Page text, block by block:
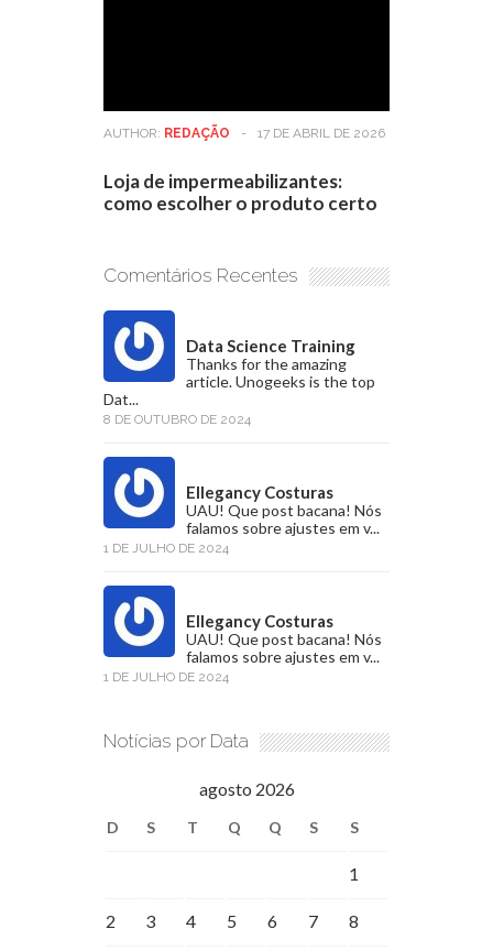
AUTHOR: REDAÇÃO - 17 DE ABRIL DE 2026
Loja de impermeabilizantes:
como escolher o produto certo
Comentários Recentes
Data Science Training
Thanks for the amazing
article. Unogeeks is the top
Dat...
8 DE OUTUBRO DE 2024
Ellegancy Costuras
UAU! Que post bacana! Nós
falamos sobre ajustes em v...
1 DE JULHO DE 2024
Ellegancy Costuras
UAU! Que post bacana! Nós
falamos sobre ajustes em v...
1 DE JULHO DE 2024
Notícias por Data
agosto 2026
D S T Q Q S S
1
2 3 4 5 6 7 8